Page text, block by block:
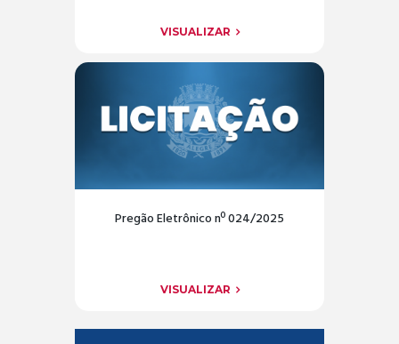
VISUALIZAR
Pregão Eletrônico nº 024/2025
VISUALIZAR